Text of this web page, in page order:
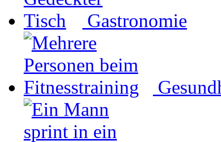
Gastronomie